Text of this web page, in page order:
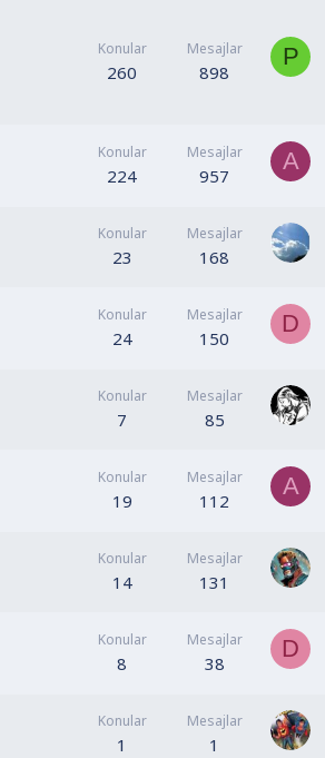
Konular
260
Mesajlar
898
P
Konular
224
Mesajlar
957
A
Konular
23
Mesajlar
168
Konular
24
Mesajlar
150
D
Konular
7
Mesajlar
85
Konular
19
Mesajlar
112
A
Konular
14
Mesajlar
131
Konular
8
Mesajlar
38
D
Konular
1
Mesajlar
1